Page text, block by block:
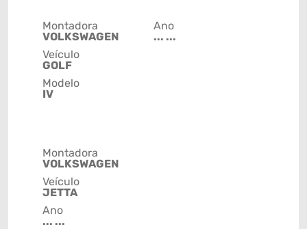
Montadora
VOLKSWAGEN
Veículo
GOLF
Modelo
IV
Ano
... ...
Montadora
VOLKSWAGEN
Veículo
JETTA
Ano
... ...